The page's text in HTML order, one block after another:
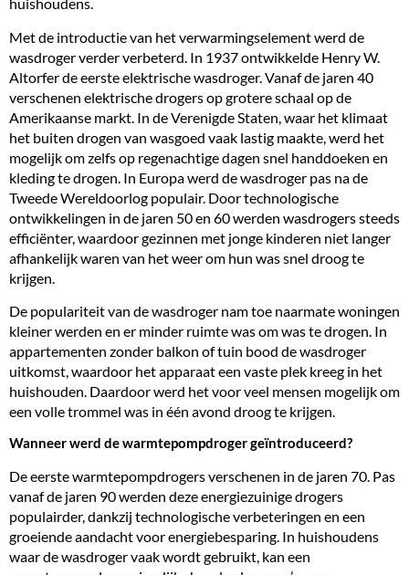
Met de introductie van het verwarmingselement werd de
wasdroger verder verbeterd. In 1937 ontwikkelde Henry W.
Altorfer de eerste elektrische wasdroger. Vanaf de jaren 40
verschenen elektrische drogers op grotere schaal op de
Amerikaanse markt. In de Verenigde Staten, waar het klimaat
het buiten drogen van wasgoed vaak lastig maakte, werd het
mogelijk om zelfs op regenachtige dagen snel handdoeken en
kleding te drogen. In Europa werd de wasdroger pas na de
Tweede Wereldoorlog populair. Door technologische
ontwikkelingen in de jaren 50 en 60 werden wasdrogers steeds
efficiënter, waardoor gezinnen met jonge kinderen niet langer
afhankelijk waren van het weer om hun was snel droog te
krijgen.
De populariteit van de wasdroger nam toe naarmate woningen
kleiner werden en er minder ruimte was om was te drogen. In
appartementen zonder balkon of tuin bood de wasdroger
uitkomst, waardoor het apparaat een vaste plek kreeg in het
huishouden. Daardoor werd het voor veel mensen mogelijk om
een volle trommel was in één avond droog te krijgen.
Wanneer werd de warmtepompdroger geïntroduceerd?
De eerste warmtepompdrogers verschenen in de jaren 70. Pas
vanaf de jaren 90 werden deze energiezuinige drogers
populairder, dankzij technologische verbeteringen en een
groeiende aandacht voorenergiebesparing. In huishoudens
waar de wasdroger vaak wordt gebruikt, kan een